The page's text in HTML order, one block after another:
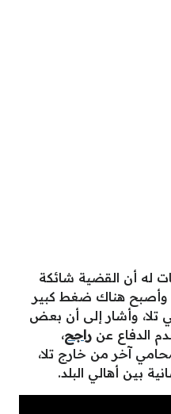
له أن القضية شائكة
وأصبح هناك ضغط كبير
تلا، وأشار إلى أن بعض
الدفاع عن راجح،
آخر من خارج تلا،
بين أهالي البلد.